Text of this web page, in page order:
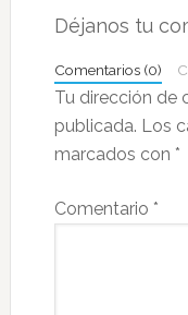
con
lectores
Déjanos tu
Comentarios (0)
Tu dirección de
publicada. Los
marcados con *
Comentario *